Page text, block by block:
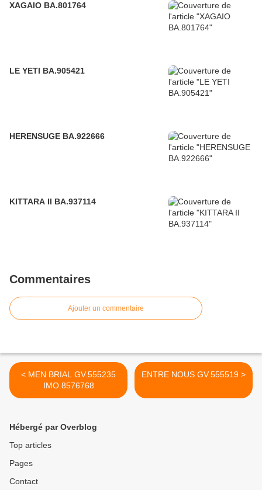
XAGAIO BA.801764
LE YETI BA.905421
HERENSUGE BA.922666
KITTARA II BA.937114
Commentaires
Ajouter un commentaire
< MEN BRIAL GV.555235
IMO.8576768
ENTRE NOUS GV.555519 >
Hébergé par Overblog
Top articles
Pages
Contact